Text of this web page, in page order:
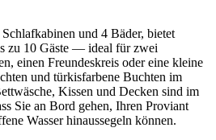
und 4 Bäder, bietet
zu 10 Gäste — ideal für zwei
einen Freundeskreis oder eine kleine
und türkisfarbene Buchten im
Kissen und Decken sind im
Sie an Bord gehen, Ihren Proviant
Wasser hinaussegeln können.